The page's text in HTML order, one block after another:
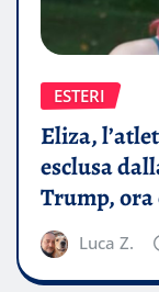
ESTERI
Eliza,
esclusa
Trump, ora
Luca Z.